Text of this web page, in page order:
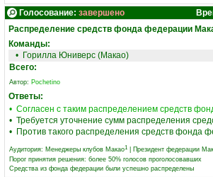
Голосование: завершено
Распределение средств фонда федерации
Команды:
• Горилла Юниверс (Макао)
Всего:
Автор: Pochetino
Ответы:
• Согласен с таким распределением средств
• Требуется уточнение сумм распределения
• Против такого распределения средств фонда
Аудитория: Менеджеры клубов Макао1 Президент федерации
Порог принятия решения: более 50% голосов проголосовавших
Средства из фонда федерации были успешно распределены